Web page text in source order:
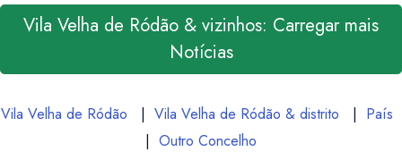
Vila Velha de Ródão & vizinhos: Carregar mais
Notícias
Vila Velha de Ródão | Vila Velha de Ródão & distrito | País
| Outro Concelho